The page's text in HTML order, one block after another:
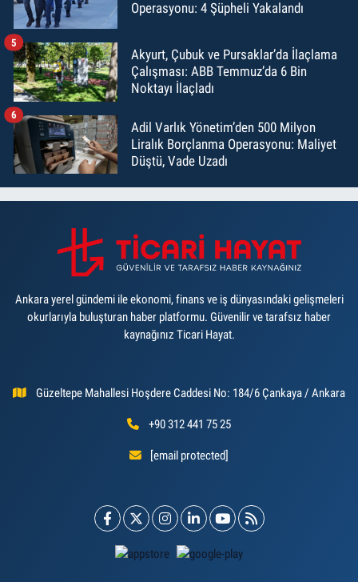
Operasyonu: 4 Şüpheli Yakalandı
Akyurt, Çubuk ve Pursaklar’da İlaçlama
Çalışması: ABB Temmuz’da 6 Bin
Noktayı İlaçladı
5
Adil Varlık Yönetim’den 500 Milyon
Liralık Borçlanma Operasyonu: Maliyet
Düştü, Vade Uzadı
6
Ankara yerel gündemi ile ekonomi, finans ve iş dünyasındaki gelişmeleri
okurlarıyla buluşturan haber platformu. Güvenilir ve tarafsız haber
kaynağınız Ticari Hayat.
Güzeltepe Mahallesi Hoşdere Caddesi No: 184/6 Çankaya / Ankara
+90 312 441 75 25
[email protected]